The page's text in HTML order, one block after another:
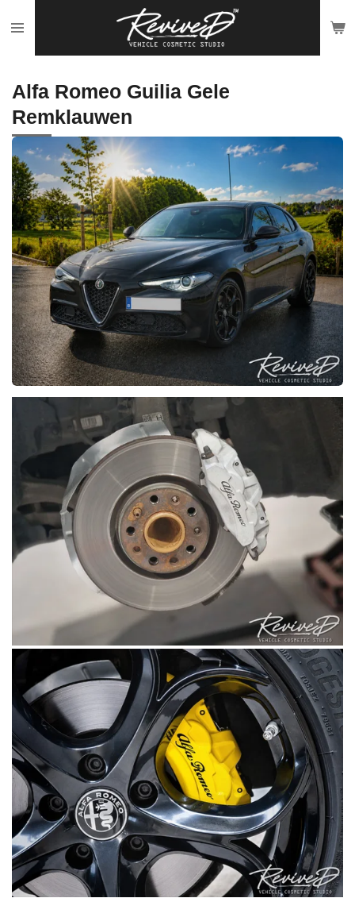
direct
hoofdinhoud
Alfa Romeo Guilia Gele
Remklauwen